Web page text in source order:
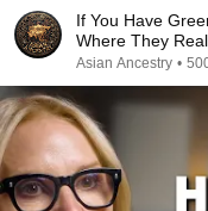
If You Have
Where They
Asian Ancestry •